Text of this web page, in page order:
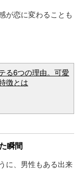
が恋に変わることも
る6つの理由。可愛
徴とは
瞬間
に、男性もある出来